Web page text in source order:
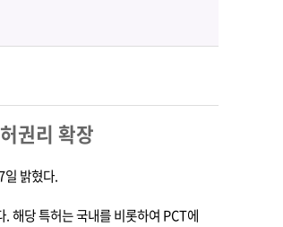
권리 확장
일 밝혔다.
.해당 특허는 국내를 비롯하여 PCT에